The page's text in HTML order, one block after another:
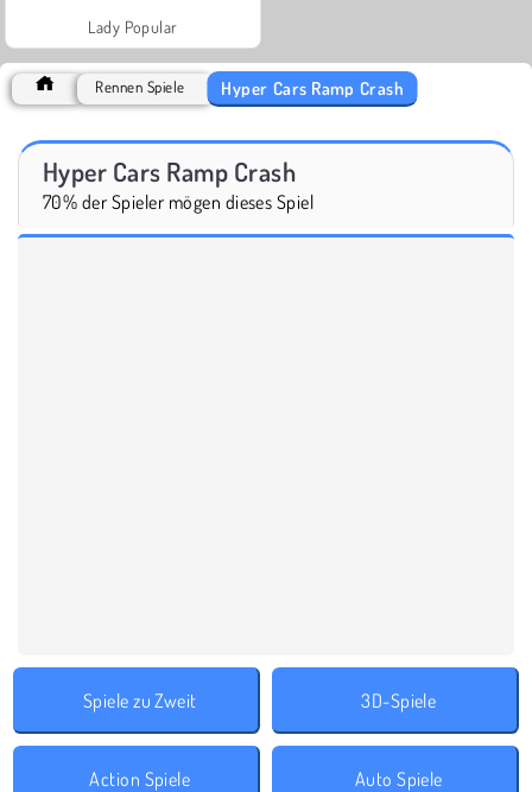
Lady Popular
Rennen Spiele Hyper Cars Ramp Crash
Hyper Cars Ramp Crash
70% der Spieler mögen dieses Spiel
Spiele zu Zweit 3D-Spiele
Action Spiele Auto Spiele